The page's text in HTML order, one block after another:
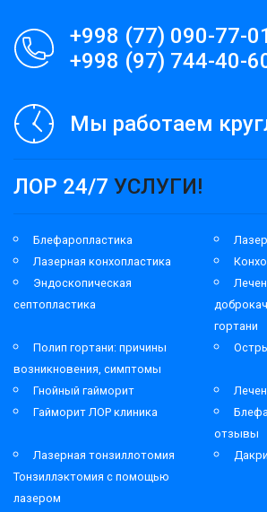
+998 (77) 090-77-01
+998 (97) 744-40-
Мы работаем
ЛОР 24/7 УСЛУГИ!
Блефаропластика
Лазерная конхопластика
Эндоскопическая
септопластика
гортани
Полип гортани: причины
возникновения, симптомы
Гнойный гайморит
Гайморит ЛОР клиника
отзывы
Лазерная тонзиллотомия
Тонзиллэктомия с помощью
лазером